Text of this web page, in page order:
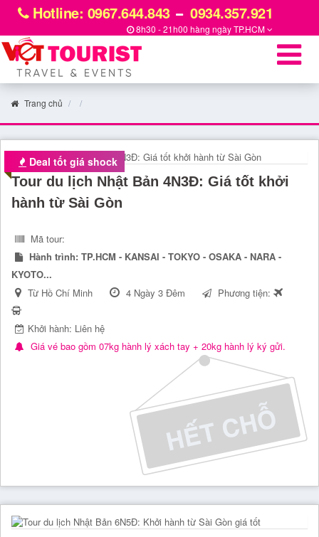
Hotline: 0967.644.843 0934.357.921
8h30 - 21h00 hàng ngàyTP.HCM
Trang chủ
Deal tốt giá shock
Tour du lịch Nhật Bản 4N3Đ: Giá tốt khởi
hành từ Sài Gòn
Mã tour:
Hành trình: TP.HCM - KANSAI - TOKYO - OSAKA - NARA -
KYOTO...
Từ Hồ Chí Minh
4 Ngày 3 Đêm Phương tiện:
Khởi hành: Liên hệ
Giá vé bao gồm 07kg hành lý xách tay + 20kg hành lý ký gửi.